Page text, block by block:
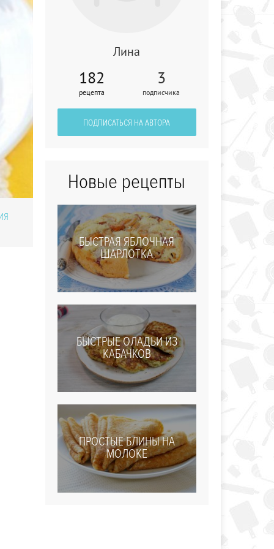
Сливочный рулет
Лина
182
рецепта
3
подписчика
ПОДПИСАТЬСЯ НА АВТОРА
Новые рецепты
БЫСТРАЯ ЯБЛОЧНАЯ
ШАРЛОТКА
БЫСТРЫЕ ОЛАДЬИ ИЗ
КАБАЧКОВ
ПРОСТЫЕ БЛИНЫ НА
МОЛОКЕ